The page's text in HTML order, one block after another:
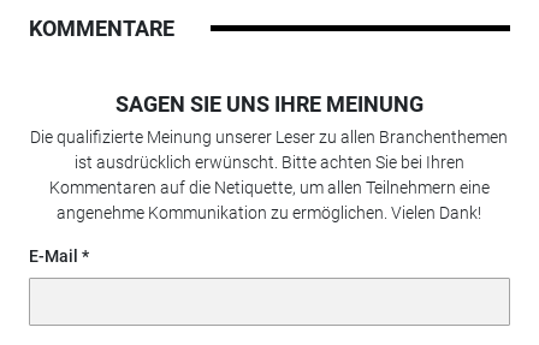
KOMMENTARE
SAGEN SIE UNS IHRE MEINUNG
Die qualifizierte Meinung unserer Leser zu allen Branchenthemen
ist ausdrücklich erwünscht. Bitte achten Sie bei Ihren
Kommentaren auf die Netiquette, um allen Teilnehmern eine
angenehme Kommunikation zu ermöglichen. Vielen Dank!
E-Mail